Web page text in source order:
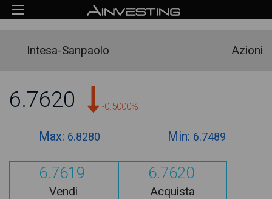
Intesa-Sanpaolo Azioni
6.7620 -0.5000%
Max: 6.8280 Min: 6.7489
6.7619
Vendi
6.7620
Acquista